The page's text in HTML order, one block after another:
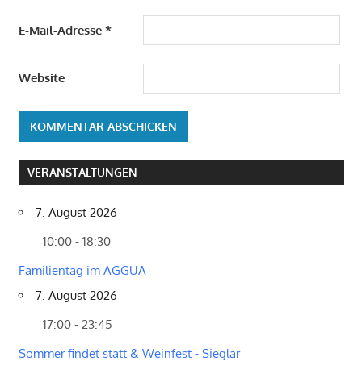
E-Mail-Adresse *
Website
VERANSTALTUNGEN
7. August 2026
10:00 - 18:30
Familientag im AGGUA
7. August 2026
17:00 - 23:45
Sommer findet statt & Weinfest - Sieglar